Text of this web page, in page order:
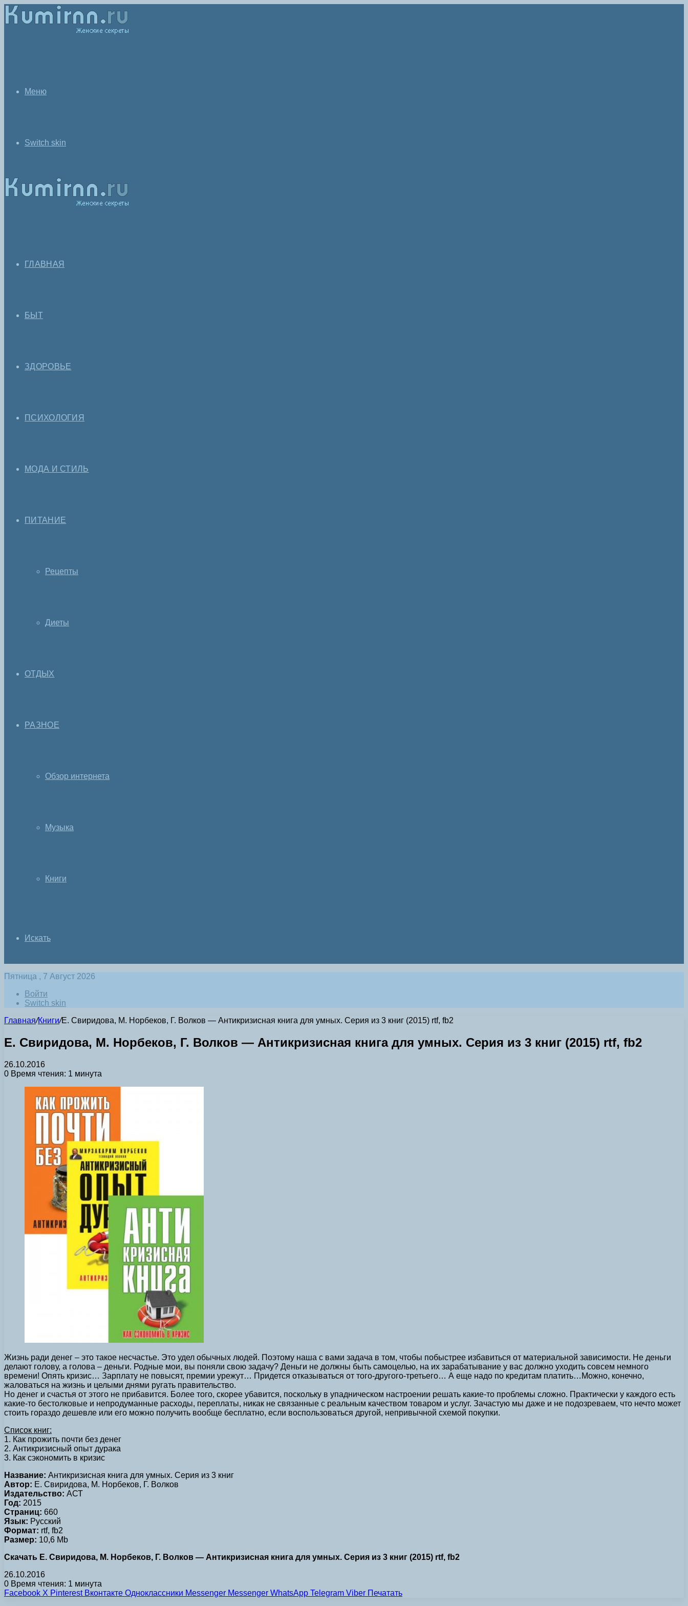
Меню
Switch skin
ГЛАВНАЯ
БЫТ
ЗДОРОВЬЕ
ПСИХОЛОГИЯ
МОДА И СТИЛЬ
ПИТАНИЕ
Рецепты
Диеты
ОТДЫХ
РАЗНОЕ
Обзор интернета
Музыка
Книги
Искать
Пятница , 7 Август 2026
Войти
Switch skin
Главная/Книги/Е. Свиридова, М. Норбеков, Г. Волков — Антикризисная книга для умных. Серия из 3 книг (2015) rtf, fb2
Е. Свиридова, М. Норбеков, Г. Волков — Антикризисная книга для умных. Серия из 3 книг (2015) rtf, fb2
26.10.2016
0 Время чтения: 1 минута
Жизнь ради денег – это такое несчастье. Это удел обычных людей. Поэтому наша с вами задача в том, чтобы побыстрее избавиться от материальной зависимости. Не деньги
делают голову, а голова – деньги. Родные мои, вы поняли свою задачу? Деньги не должны быть самоцелью, на их зарабатывание у вас должно уходить совсем немного
времени! Опять кризис… Зарплату не повысят, премии урежут… Придется отказываться от того-другого-третьего… А еще надо по кредитам платить…Можно, конечно,
жаловаться на жизнь и целыми днями ругать правительство.
Но денег и счастья от этого не прибавится. Более того, скорее убавится, поскольку в упадническом настроении решать какие-то проблемы сложно. Практически у каждого есть
какие-то бестолковые и непродуманные расходы, переплаты, никак не связанные с реальным качеством товаром и услуг. Зачастую мы даже и не подозреваем, что нечто может
стоить гораздо дешевле или его можно получить вообще бесплатно, если воспользоваться другой, непривычной схемой покупки.
Список книг:
1. Как прожить почти без денег
2. Антикризисный опыт дурака
3. Как сэкономить в кризис
Название: Антикризисная книга для умных. Серия из 3 книг
Автор: Е. Свиридова, М. Норбеков, Г. Волков
Издательство: АСТ
Год: 2015
Страниц: 660
Язык: Русский
Формат: rtf, fb2
Размер: 10,6 Mb
Скачать Е. Свиридова, М. Норбеков, Г. Волков — Антикризисная книга для умных. Серия из 3 книг (2015) rtf, fb2
26.10.2016
0 Время чтения: 1 минута
Facebook X Pinterest Вконтакте Одноклассники Messenger Messenger WhatsApp Telegram Viber Печатать